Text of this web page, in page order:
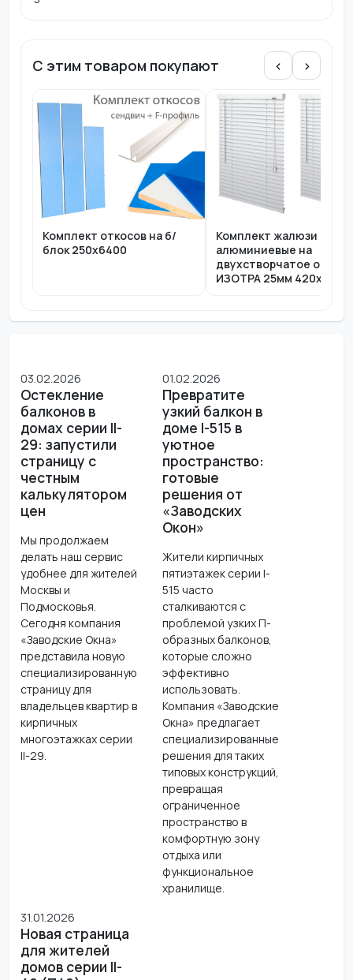
С этим товаром покупают ‹ ›
Комплект откосов на б/
блок 250x6400
Комплект жалюзи
алюминиевые на
двухстворчатое окно
ИЗОТРА 25мм 420x1150
03.02.2026
Остекление
балконов в
домах серии II-
29: запустили
страницу с
честным
калькулятором
цен
Мы продолжаем
делать наш сервис
удобнее для жителей
Москвы и
Подмосковья.
Сегодня компания
«Заводские Окна»
представила новую
специализированную
страницу для
владельцев квартир в
кирпичных
многоэтажках серии
II-29.
01.02.2026
Превратите
узкий балкон в
доме I-515 в
уютное
пространство:
готовые
решения от
«Заводских
Окон»
Жители кирпичных
пятиэтажек серии I-
515 часто
сталкиваются с
проблемой узких П-
образных балконов,
которые сложно
эффективно
использовать.
Компания «Заводские
Окна» предлагает
специализированные
решения для таких
типовых конструкций,
превращая
ограниченное
пространство в
комфортную зону
отдыха или
функциональное
хранилище.
31.01.2026
Новая страница
для жителей
домов серии II-